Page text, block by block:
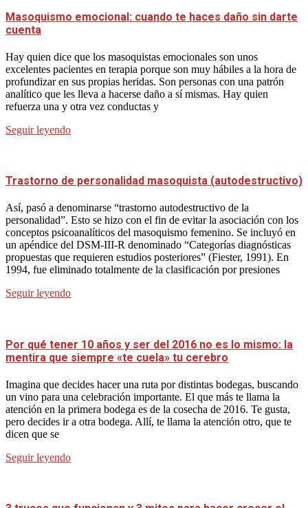
Masoquismo emocional: cuando te haces daño sin darte
cuenta
Hay quien dice que los masoquistas emocionales son unos
excelentes pacientes en terapia porque son muy hábiles a la hora de
profundizar en sus propias heridas. Son personas con una patrón
analítico que les lleva a hacerse daño a sí mismas. Hay quien
refuerza una y otra vez conductas y
Seguir leyendo
Trastorno de personalidad masoquista (autodestructivo)
Así, pasó a denominarse “trastorno autodestructivo de la
personalidad”. Esto se hizo con el fin de evitar la asociación con los
conceptos psicoanalíticos del masoquismo femenino. Se incluyó en
un apéndice del DSM-III-R denominado “Categorías diagnósticas
propuestas que requieren estudios posteriores” (Fiester, 1991). En
1994, fue eliminado totalmente de la clasificación por presiones
Seguir leyendo
Por qué tener 10 años y ser del 2016 no es lo mismo: la
mentira que siempre «te cuela» tu cerebro
Imagina que decides hacer una ruta por distintas bodegas, buscando
un vino para una celebración importante. El que más te llama la
atención en la primera bodega es de la cosecha de 2016. Te gusta,
pero decides ir a otra bodega. Allí, te llama la atención otro, que te
dicen que se
Seguir leyendo